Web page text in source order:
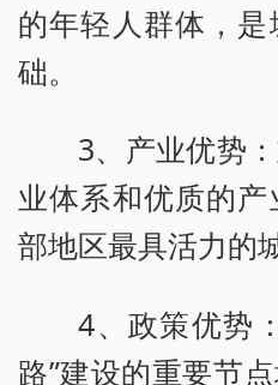
的年轻人群体，
础。
3、产业优势
业体系和优质的
部地区最具活力的
4、政策优势
路”建设的重要节